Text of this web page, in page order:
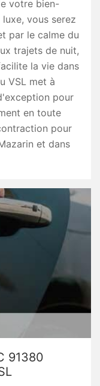
votre bien-
vous serez
par le calme du
trajets de nuit,
la vie dans
VSL met à
pour
en toute
pour
et dans
91380